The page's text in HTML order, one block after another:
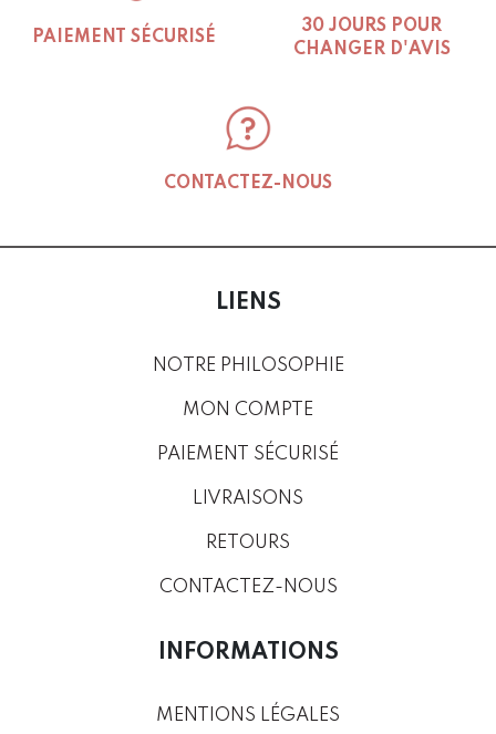
PAIEMENT SÉCURISÉ
30 JOURS POUR
CHANGER D'AVIS
CONTACTEZ-NOUS
LIENS
NOTRE PHILOSOPHIE
MON COMPTE
PAIEMENT SÉCURISÉ
LIVRAISONS
RETOURS
CONTACTEZ-NOUS
INFORMATIONS
MENTIONS LÉGALES